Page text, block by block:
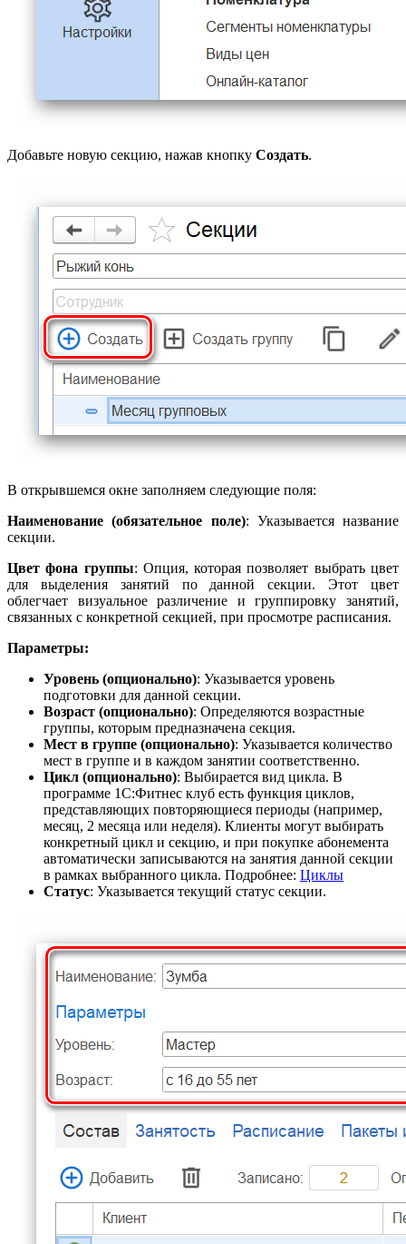
Добавьте новую секцию, нажав кнопку Создать.
В открывшемся окне заполняем следующие поля:
Наименование (обязательное поле): Указывается название
секции.
Цвет фона группы: Опция, которая позволяет выбрать цвет
для выделения занятий по данной секции. Этот цвет
облегчает визуальное различение и группировку занятий,
связанных с конкретной секцией, при просмотре расписания.
Параметры:
Уровень (опционально): Указывается уровень
подготовки для данной секции.
Возраст (опционально): Определяются возрастные
группы, которым предназначена секция.
Мест в группе (опционально): Указывается количество
мест в группе и в каждом занятии соответственно.
Цикл (опционально): Выбирается вид цикла. В
программе 1С:Фитнес клуб есть функция циклов,
представляющих повторяющиеся периоды (например,
месяц, 2 месяца или неделя). Клиенты могут выбирать
конкретный цикл и секцию, и при покупке абонемента
автоматически записываются на занятия данной секции
в рамках выбранного цикла. Подробнее: Циклы
Статус: Указывается текущий статус секции.